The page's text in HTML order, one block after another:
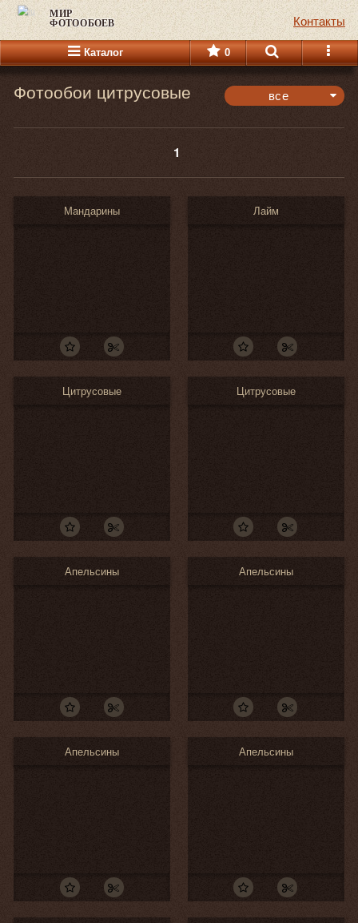
МИР
ФОТООБОЕВ Контакты
Каталог 0
все
панорамные
вертикальные
все
Фотообои цитрусовые
1
Мандарины Лайм
Цитрусовые Цитрусовые
Апельсины Апельсины
Апельсины Апельсины